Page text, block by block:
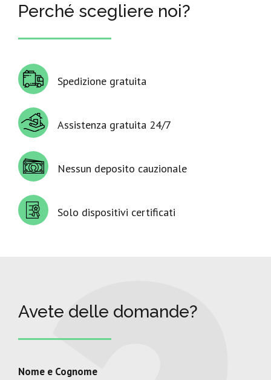
Perché scegliere noi?
Spedizione gratuita
Assistenza gratuita 24/7
Nessun deposito cauzionale
Solo dispositivi certificati
Avete delle domande?
Nome e Cognome